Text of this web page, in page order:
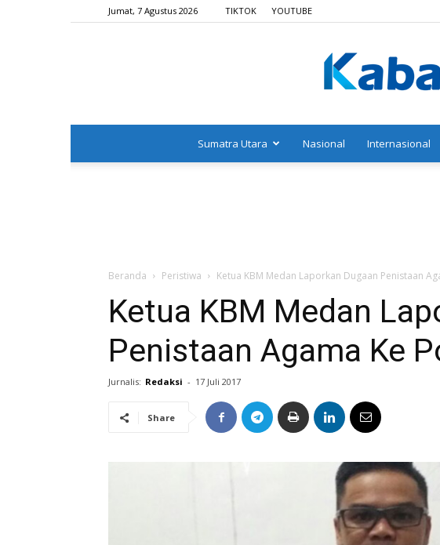
Jumat, 7 Agustus 2026 TIKTOK YOUTUBE
Sumatra Utara Nasional Internasional
Beranda Peristiwa Ketua KBM Medan Laporkan Dugaan Penistaan
Ketua KBM Medan
Penistaan Agama Ke
Jurnalis: Redaksi - 17 Juli 2017
Share